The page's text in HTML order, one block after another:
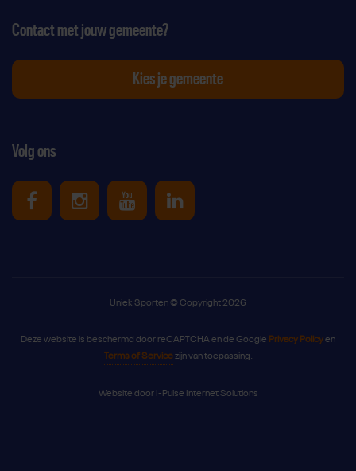
Volg ons
Uniek Sporten op Facebook
Uniek Sporten op Instagram
Uniek Sporten op Youtube
Uniek Sporten op
Contact met jouw gemeente?
Kies je gemeente
Uniek Sporten © Copyright 2026
Deze website is beschermd door reCAPTCHA en de Google Privacy Policyen
Terms of Servicezijn van toepassing.
Website door I-Pulse Internet Solutions